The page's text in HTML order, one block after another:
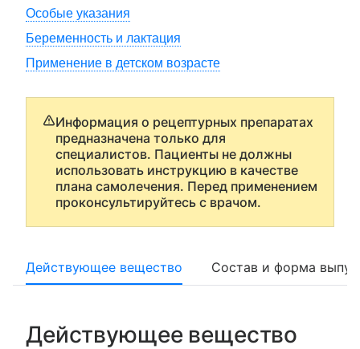
Особые указания
Беременность и лактация
Применение в детском возрасте
Информация о рецептурных препаратах
предназначена только для
специалистов. Пациенты не должны
использовать инструкцию в качестве
плана самолечения. Перед применением
проконсультируйтесь с врачом.
Действующее вещество Состав и форма
Действующее вещество